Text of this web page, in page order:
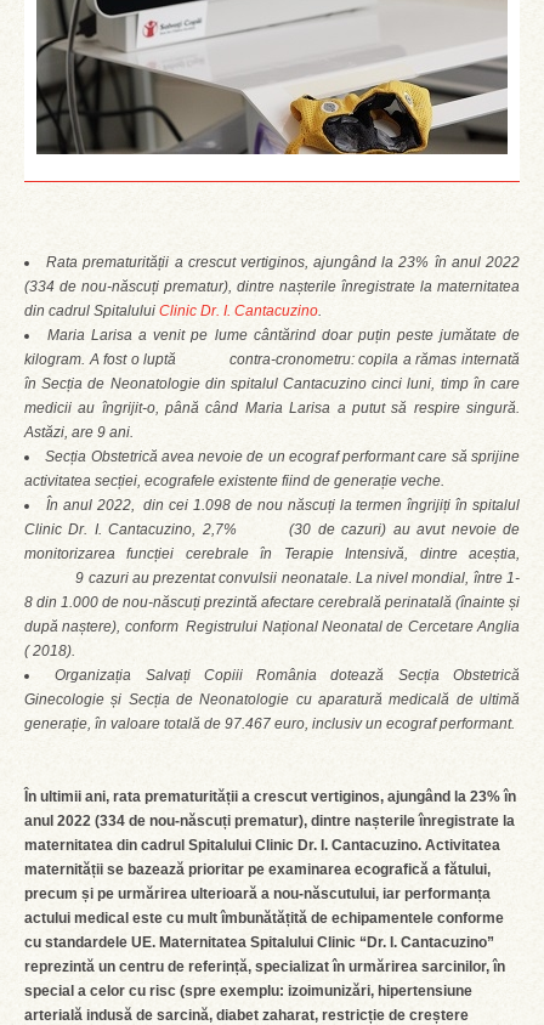
Rata prematurității a crescut vertiginos, ajungând la 23% în anul 2022
(334 de nou-născuți prematur), dintre nașterile înregistrate la maternitatea
din cadrul Spitalului Clinic Dr. I. Cantacuzino.
Maria Larisa a venit pe lume cântărind doar puțin peste jumătate de
kilogram. A fost o luptă contra-cronometru: copila a rămas internată
în Secția de Neonatologie din spitalul Cantacuzino cinci luni, timp în care
medicii au îngrijit-o, până când Maria Larisa a putut să respire singură.
Astăzi, are 9 ani.
Secția Obstetrică avea nevoie de un ecograf performant care să sprijine
activitatea secției, ecografele existente fiind de generație veche.
În anul 2022, din cei 1.098 de nou născuți la termen îngrijiți în spitalul
Clinic Dr. I. Cantacuzino, 2,7% (30 de cazuri) au avut nevoie de
monitorizarea funcției cerebrale în Terapie Intensivă, dintre aceștia,
9 cazuri au prezentat convulsii neonatale. La nivel mondial, între 1-
8 din 1.000 de nou-născuți prezintă afectare cerebrală perinatală (înainte și
după naștere), conform Registrului Național Neonatal de Cercetare Anglia
( 2018).
Organizația Salvați Copiii România dotează Secția Obstetrică
Ginecologie și Secția de Neonatologie cu aparatură medicală de ultimă
generație, în valoare totală de 97.467 euro, inclusiv un ecograf performant.
În ultimii ani, rata prematurității a crescut vertiginos, ajungând la 23% în
anul 2022 (334 de nou-născuți prematur), dintre nașterile înregistrate la
maternitatea din cadrul Spitalului Clinic Dr. I. Cantacuzino. Activitatea
maternității se bazează prioritar pe examinarea ecografică a fătului,
precum și pe urmărirea ulterioară a nou-născutului, iar performanța
actului medical este cu mult îmbunătățită de echipamentele conforme
cu standardele UE. Maternitatea Spitalului Clinic “Dr. I. Cantacuzino”
reprezintă un centru de referință, specializat în urmărirea sarcinilor, în
special a celor cu risc (spre exemplu: izoimunizări, hipertensiune
arterială indusă de sarcină, diabet zaharat, restricție de creștere